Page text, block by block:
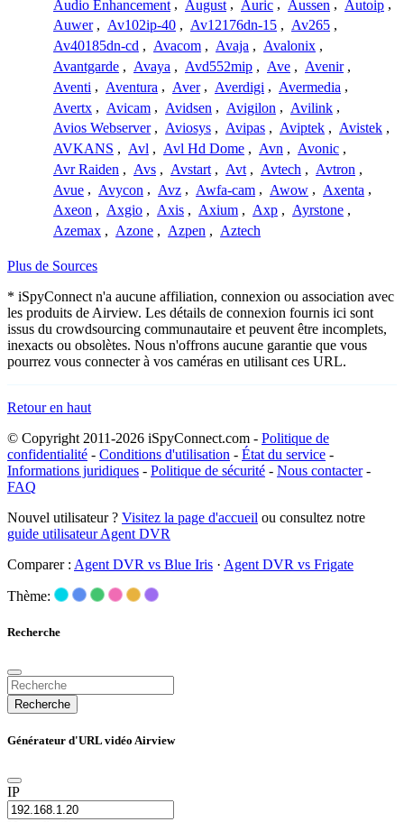
Audio Enhancement , August , Auric , Aussen , Autoip ,
Auwer , Av102ip-40 , Av12176dn-15 , Av265 ,
Av40185dn-cd , Avacom , Avaja , Avalonix ,
Avantgarde , Avaya , Avd552mip , Ave , Avenir ,
Aventi , Aventura , Aver , Averdigi , Avermedia ,
Avertx , Avicam , Avidsen , Avigilon , Avilink ,
Avios Webserver , Aviosys , Avipas , Aviptek , Avistek ,
AVKANS , Avl , Avl Hd Dome , Avn , Avonic ,
Avr Raiden , Avs , Avstart , Avt , Avtech , Avtron ,
Avue , Avycon , Avz , Awfa-cam , Awow , Axenta ,
Axeon , Axgio , Axis , Axium , Axp , Ayrstone ,
Azemax , Azone , Azpen , Aztech
Plus de Sources
* iSpyConnect n'a aucune affiliation, connexion ou association avec
les produits de Airview. Les détails de connexion fournis ici sont
issus du crowdsourcing communautaire et peuvent être incomplets,
inexacts ou obsolètes. Nous n'offrons aucune garantie que vous
pourrez vous connecter à vos caméras en utilisant ces URL.
Retour en haut
© Copyright 2011-2026 iSpyConnect.com - Politique de
confidentialité - Conditions d'utilisation - État du service -
Informations juridiques - Politique de sécurité - Nous contacter-
FAQ
Nouvel utilisateur ? Visitez la page d'accueil ou consultez notre
guide utilisateur Agent DVR
Comparer : Agent DVR vs Blue Iris · Agent DVR vs Frigate
Thème:
Recherche
Recherche
Générateur d'URL vidéo Airview
IP